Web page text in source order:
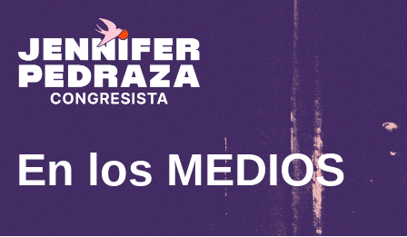
En los MEDIOS